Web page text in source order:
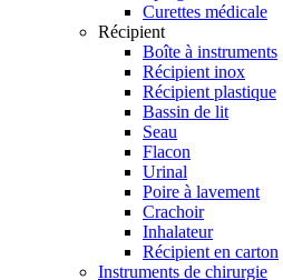
Curettes médicale
Récipient
Boîte à instruments
Récipient inox
Récipient plastique
Bassin de lit
Seau
Flacon
Urinal
Poire à lavement
Crachoir
Inhalateur
Récipient en carton
Instruments de chirurgie